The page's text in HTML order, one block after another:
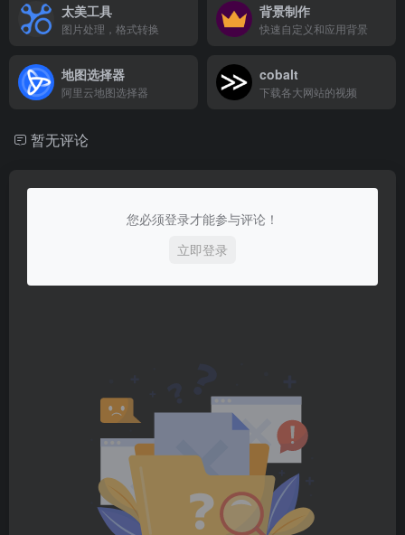
太美工具
图片处理，格式转换
背景制作
快速自定义和应用背景
地图选择器
阿里云地图选择器
cobalt
下载各大网站的视频
暂无评论
您必须登录才能参与评论！
立即登录